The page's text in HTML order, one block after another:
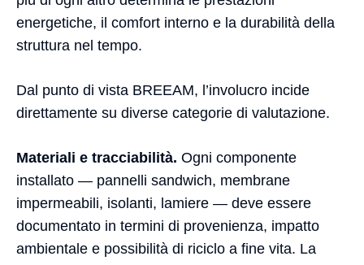
energetiche, il comfort interno e la durabilità della
struttura nel tempo.
Dal punto di vista BREEAM, l’involucro incide
direttamente su diverse categorie di valutazione.
Materiali e tracciabilità. Ogni componente
installato — pannelli sandwich, membrane
impermeabili, isolanti, lamiere — deve essere
documentato in termini di provenienza, impatto
ambientale e possibilità di riciclo a fine vita. La